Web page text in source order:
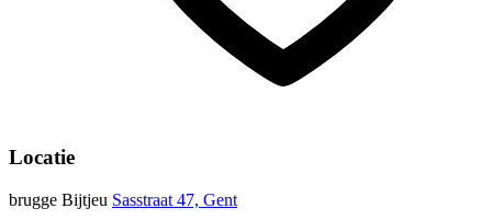
Locatie
brugge Bijtjeu Sasstraat 47, Gent